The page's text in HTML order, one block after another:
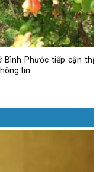
Bình Phước tiếp cận thị
tin